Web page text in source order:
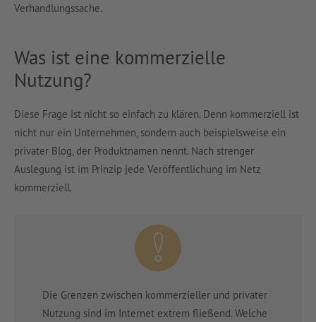
Verhandlungssache.
Was ist eine kommerzielle
Nutzung?
Diese Frage ist nicht so einfach zu klären. Denn kommerziell ist
nicht nur ein Unternehmen, sondern auch beispielsweise ein
privater Blog, der Produktnamen nennt. Nach strenger
Auslegung ist im Prinzip jede Veröffentlichung im Netz
kommerziell.
Die Grenzen zwischen kommerzieller und privater
Nutzung sind im Internet extrem fließend. Welche